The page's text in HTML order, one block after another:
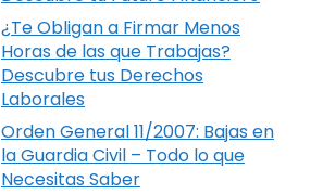
¿Te Obligan a Firmar Menos
Horas de las que Trabajas?
Descubre tus Derechos
Laborales
Orden General 11/2007: Bajas en
la Guardia Civil – Todo lo que
Necesitas Saber